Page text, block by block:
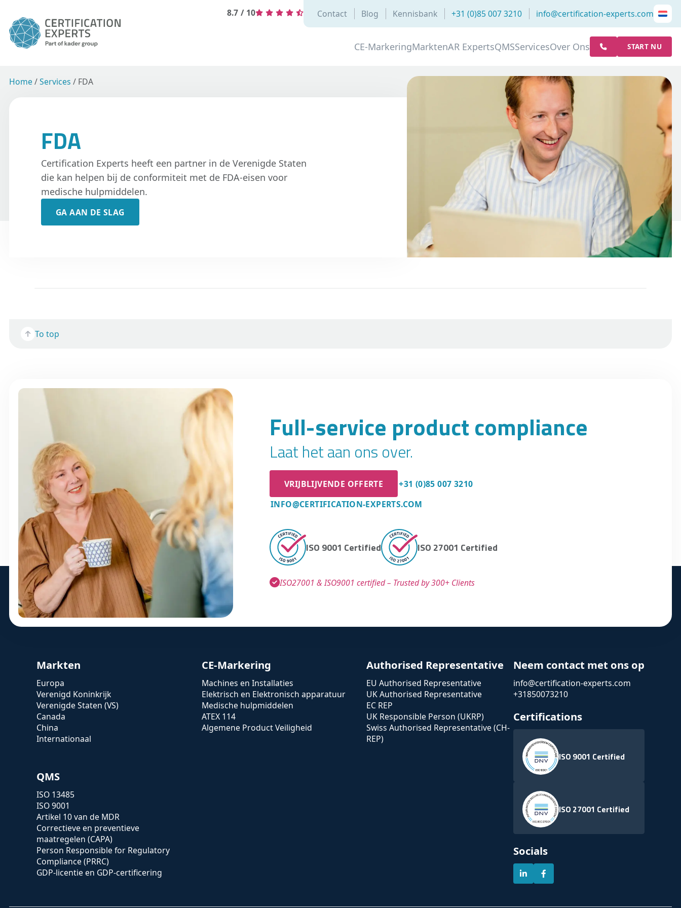
8.7 / 10 Contact Blog Kennisbank +31 (0)85 007 3210 info@certification-experts.com
CE-MarkeringMarktenAR ExpertsQMSServicesOver Ons START NU
Home /Services / FDA
FDA
Certification Experts heeft een partner in de Verenigde Staten
die kan helpen bij de conformiteit met de FDA-eisen voor
medische hulpmiddelen.
GA AAN DE SLAG
To top
Full-service product compliance
Laat het aan ons over.
VRIJBLIJVENDE OFFERTE
+31 (0)85 007 3210
INFO@CERTIFICATION-EXPERTS.COM
ISO 9001 Certified ISO 27001 Certified
ISO27001 & ISO9001 certified – Trusted by 300+ Clients
Markten
Europa
Verenigd Koninkrijk
Verenigde Staten (VS)
Canada
China
Internationaal
CE-Markering
Machines en Installaties
Elektrisch en Elektronisch apparatuur
Medische hulpmiddelen
ATEX 114
Algemene Product Veiligheid
Authorised Representative
EU Authorised Representative
UK Authorised Representative
EC REP
UK Responsible Person (UKRP)
Swiss Authorised Representative (CH-
REP)
QMS
ISO 13485
ISO 9001
Artikel 10 van de MDR
Correctieve en preventieve
maatregelen (CAPA)
Person Responsible for Regulatory
Compliance (PRRC)
GDP-licentie en GDP-certificering
Neem contact met ons op
info@certification-experts.com
+31850073210
Certifications
ISO 9001 Certified
ISO 27001 Certified
Socials